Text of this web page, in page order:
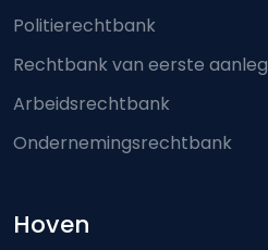
Politierechtbank
Rechtbank van eerste aanleg
Arbeidsrechtbank
Ondernemingsrechtbank
Hoven